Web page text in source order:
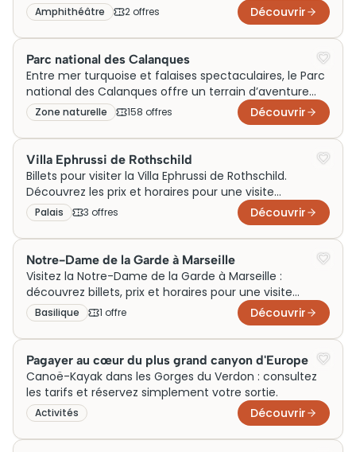
Réservez votre visite dès maintenant !
Amphithéâtre 2 offres Découvrir
Parc national des Calanques
Entre mer turquoise et falaises spectaculaires, le Parc
national des Calanques offre un terrain d’aventure
idéal pour des activités en famille, des sorties en
couple ou un week-end dépaysant. Generation
Voyage vous guide vers les meilleures idées de visites
et d’activités autour de ce joyau méditerranéen pour
un voyage inoubliable.
Zone naturelle 158 offres Découvrir
Villa Ephrussi de Rothschild
Billets pour visiter la Villa Ephrussi de Rothschild.
Découvrez les prix et horaires pour une visite
inoubliable à Saint-Jean-Cap-Ferrat!
Palais 3 offres Découvrir
Notre-Dame de la Garde à Marseille
Visitez la Notre-Dame de la Garde à Marseille :
découvrez billets, prix et horaires pour une visite
inoubliable de ce monument emblématique.
Basilique 1 offre Découvrir
Pagayer au cœur du plus grand canyon d'Europe
Canoë-Kayak dans les Gorges du Verdon : consultez
les tarifs et réservez simplement votre sortie.
Activités Découvrir